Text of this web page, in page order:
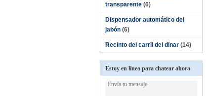
transparente (6)
Dispensador automático del
jabón (6)
Recinto del carril del dinar (14)
Estoy en línea para chatear ahora